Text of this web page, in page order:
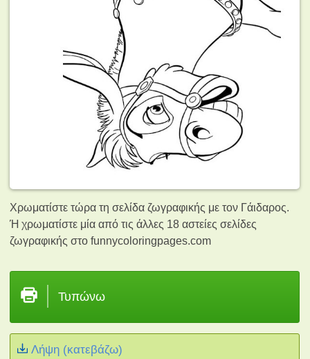
Χρωματίστε τώρα τη σελίδα ζωγραφικής με τον Γάιδαρος.
Ή χρωματίστε μία από τις άλλες 18 αστείες σελίδες
ζωγραφικήςστο funnycoloringpages.com
Τυπώνω
Λήψη (κατεβάζω)